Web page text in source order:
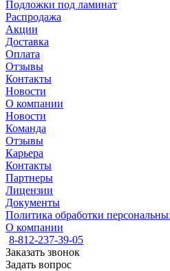
Подложки под ламинат
Распродажа
Акции
Доставка
Оплата
Отзывы
Контакты
Новости
О компании
Новости
Команда
Отзывы
Карьера
Контакты
Партнеры
Лицензии
Документы
Политика обработки
О компании
8-812-237-39-05
Заказать звонок
Задать вопрос